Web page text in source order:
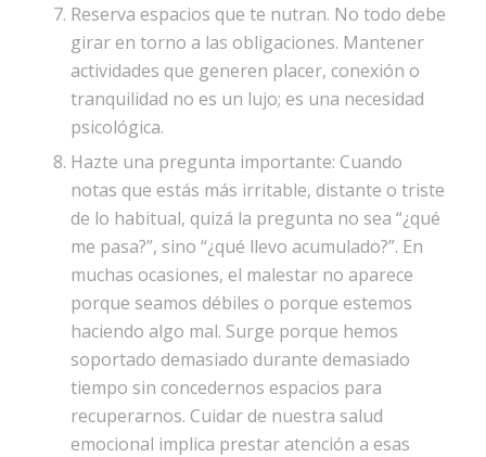
Reserva espacios que te nutran. No todo debe
girar en torno a las obligaciones. Mantener
actividades que generen placer, conexión o
tranquilidad no es un lujo; es una necesidad
psicológica.
Hazte una pregunta importante: Cuando
notas que estás más irritable, distante o triste
de lo habitual, quizá la pregunta no sea “¿qué
me pasa?”, sino “¿qué llevo acumulado?”. En
muchas ocasiones, el malestar no aparece
porque seamos débiles o porque estemos
haciendo algo mal. Surge porque hemos
soportado demasiado durante demasiado
tiempo sin concedernos espacios para
recuperarnos. Cuidar de nuestra salud
emocional implica prestar atención a esas